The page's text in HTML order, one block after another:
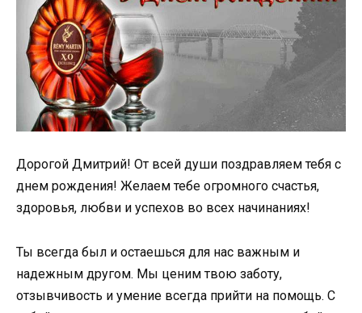
Дорогой Дмитрий! От всей души поздравляем тебя с
днем рождения! Желаем тебе огромного счастья,
здоровья, любви и успехов во всех начинаниях!
Ты всегда был и остаешься для нас важным и
надежным другом. Мы ценим твою заботу,
отзывчивость и умение всегда прийти на помощь. С